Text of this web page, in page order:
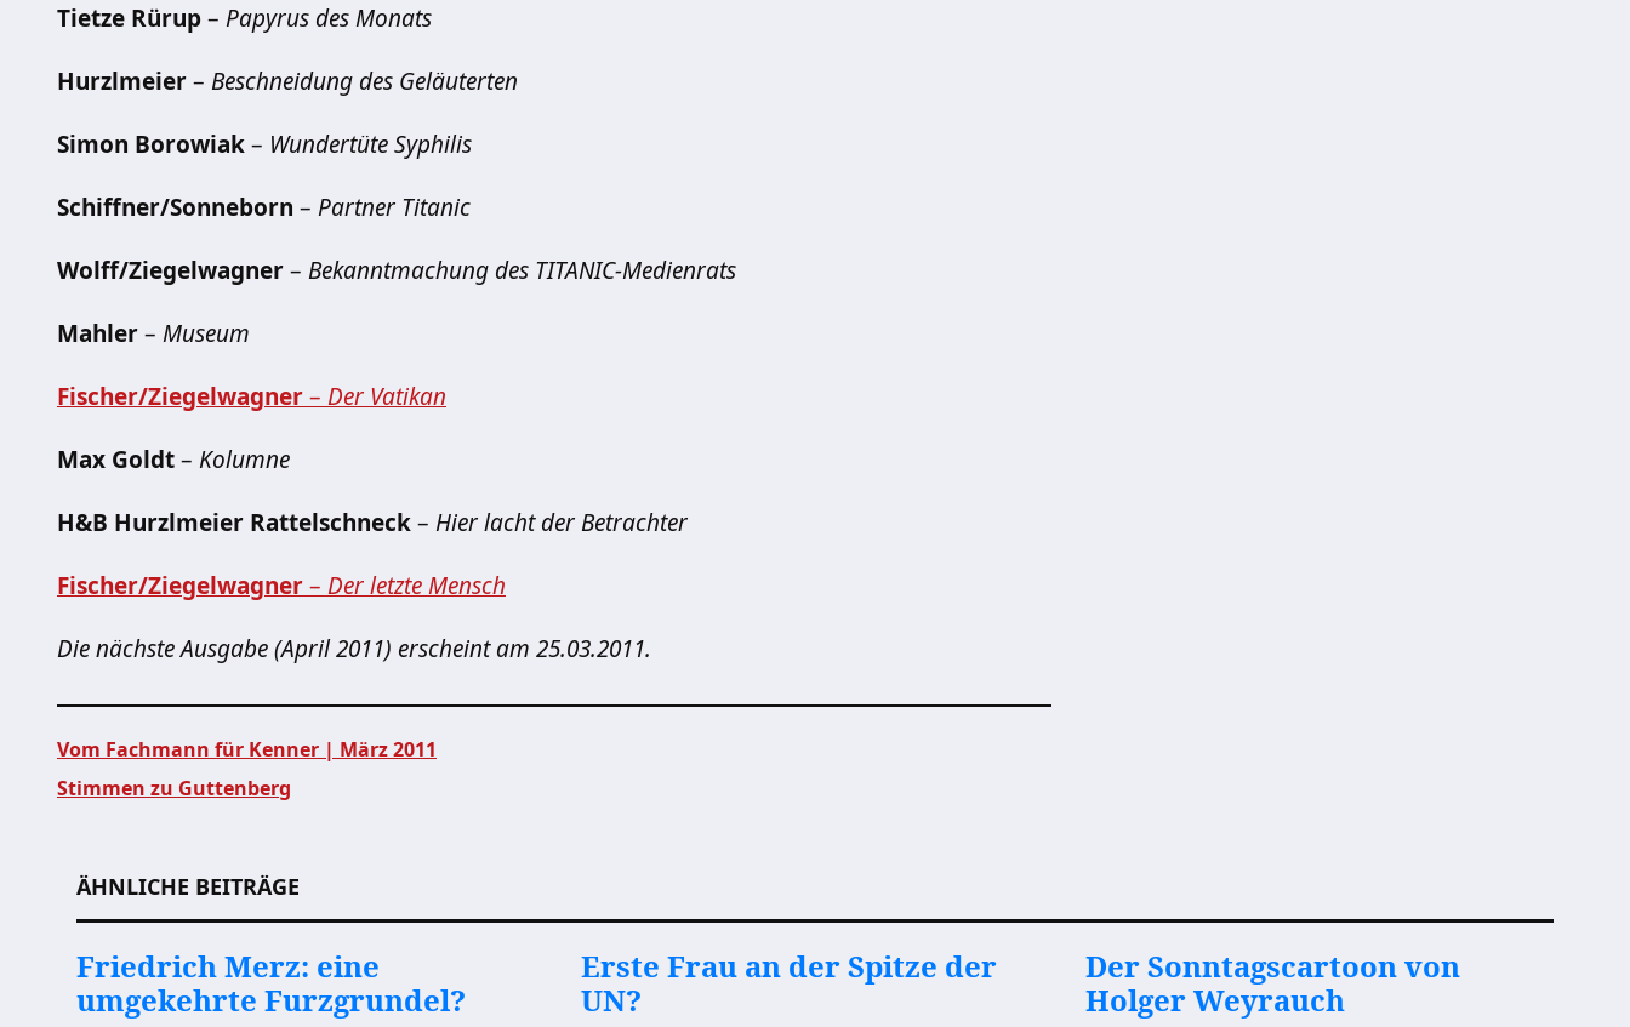
Tietze Rürup– Papyrus des Monats
Hurzlmeier– Beschneidung des Geläuterten
Simon Borowiak– Wundertüte Syphilis
Schiffner/Sonneborn – Partner Titanic
Wolff/Ziegelwagner– Bekanntmachung des TITANIC-Medienrats
Mahler– Museum
Fischer/Ziegelwagner– Der Vatikan
Max Goldt– Kolumne
H&B Hurzlmeier Rattelschneck– Hier lacht der Betrachter
Fischer/Ziegelwagner– Der letzte Mensch
Die nächste Ausgabe (April 2011) erscheint am 25.03.2011.
Vom Fachmann für Kenner | März 2011
Stimmen zu Guttenberg
ÄHNLICHE BEITRÄGE
Friedrich Merz: eine
umgekehrte Furzgrundel?
Erste Frau an der Spitze der
UN?
Der Sonntagscartoon von
Holger Weyrauch